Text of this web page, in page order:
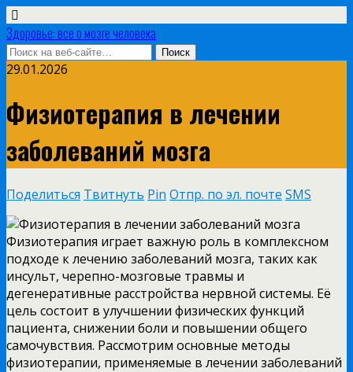
Здоровье: все о мозге человека
29.01.2026
Физиотерапия в лечении
заболеваний мозга
Поделиться Твитнуть Pin Отпр. по эл. почте SMS
Физиотерапия играет важную роль в комплексном
подходе к лечению заболеваний мозга, таких как
инсульт, черепно-мозговые травмы и
дегенеративные расстройства нервной системы. Её
цель состоит в улучшении физических функций
пациента, снижении боли и повышении общего
самочувствия. Рассмотрим основные методы
физиотерапии, применяемые в лечении заболеваний